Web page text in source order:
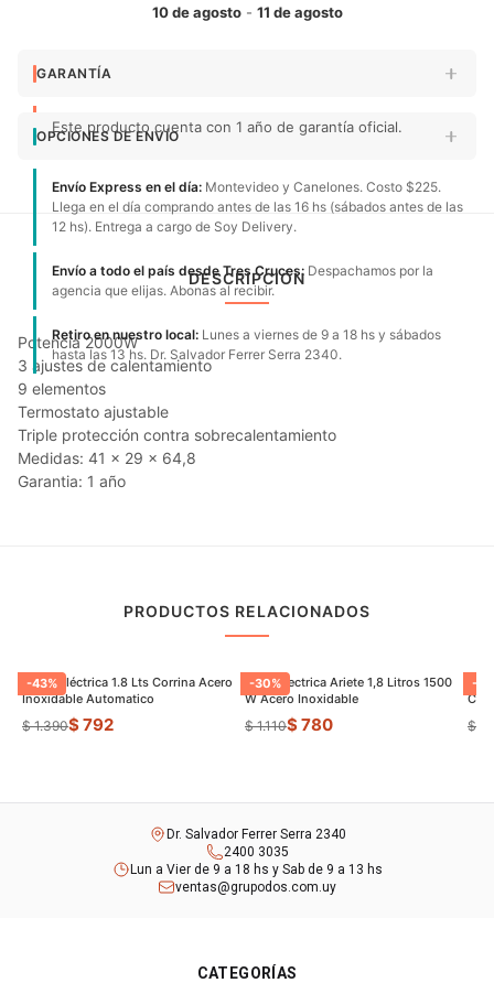
10 de agosto- 11 de agosto
GARANTÍA
Este producto cuenta con 1 año de garantía oficial.
OPCIONES DE ENVÍO
Envío Express en el día: Montevideo y Canelones. Costo $225.
Llega en el día comprando antes de las 16 hs (sábados antes de las
12 hs). Entrega a cargo de Soy Delivery.
Envío a todo el país desde Tres Cruces: Despachamos por la
agencia que elijas. Abonas al recibir.
Retiro en nuestro local: Lunes a viernes de 9 a 18 hs y sábados
hasta las 13 hs. Dr. Salvador Ferrer Serra 2340.
DESCRIPCIÓN
Potencia 2000W
3 ajustes de calentamiento
9 elementos
Termostato ajustable
Triple protección contra sobrecalentamiento
Medidas: 41 x 29 x 64,8
Garantia: 1 año
PRODUCTOS RELACIONADOS
-43%
Jarrra Eléctrica 1.8 Lts Corrina Acero
Inoxidable Automatico
$ 1.390$ 792
-30%
Jarra Electrica Ariete 1,8 Litros 1500
W Acero Inoxidable
$ 1.110$ 780
-
$
Dr. Salvador Ferrer Serra 2340
2400 3035
Lun a Vier de 9 a 18 hs y Sab de 9 a 13 hs
ventas@grupodos.com.uy
CATEGORÍAS